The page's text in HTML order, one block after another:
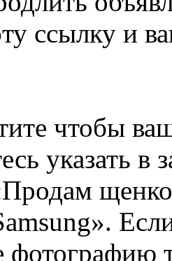
ссылку и
чтобы
указать в
фотографию